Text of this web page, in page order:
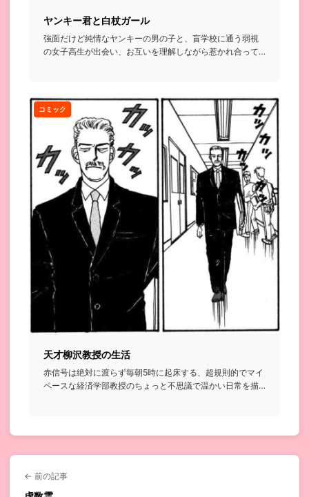
ヤンキー君と白杖ガール
強面だけど純情なヤンキーの男の子と、盲学校に通う弱視
の女子高生が出会い、お互いを理解しながら惹かれ合って
コミック
天才柳沢教授の生活
赤信号は絶対に渡らず毎朝5時に起床する、超規則的でマイ
ペースな経済学部教授のちょっと不思議で温かい日常を描
← 前の記事